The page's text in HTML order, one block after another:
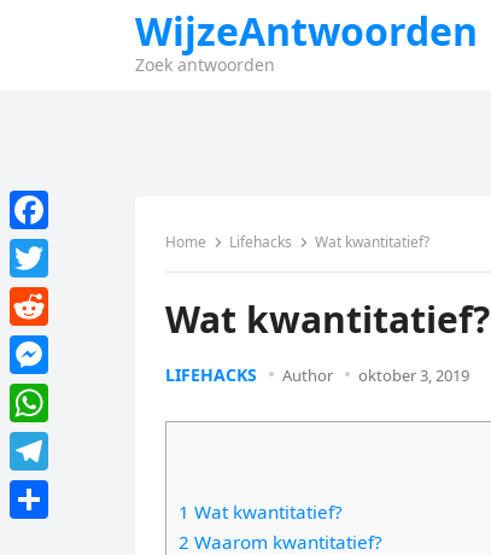
WijzeAntwoorden
Zoek antwoorden
Home Lifehacks Wat kwantitatief?
Wat kwantitatief?
LIFEHACKS Author oktober 3, 2019
1 Wat kwantitatief?
2 Waarom kwantitatief?
F
a
c
e
b
o
o
k
T
w
i
t
t
e
R
e
d
d
M
e
s
s
W
h
a
T